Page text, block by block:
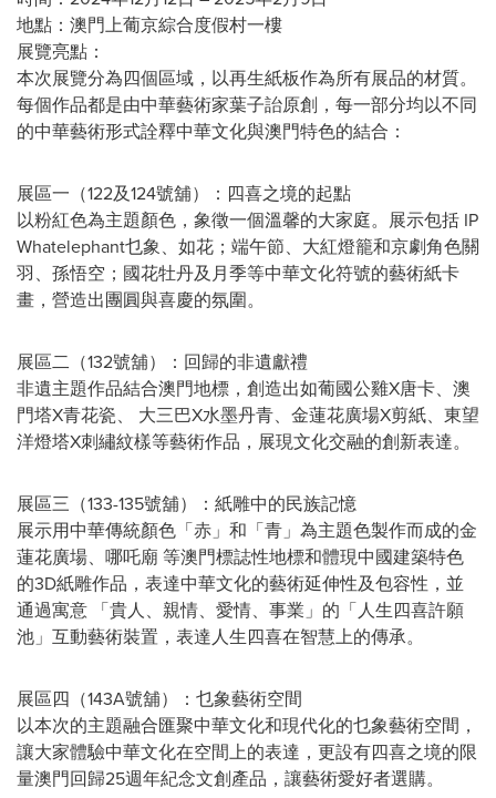
地點：澳門上葡京綜合度假村一樓
展覽亮點：
本次展覽分為四個區域，以再生紙板作為所有展品的材質。
每個作品都是由中華藝術家葉子詒原創，每一部分均以不同
的中華藝術形式詮釋中華文化與澳門特色的結合：
展區一（122及124號舖）：四喜之境的起點
以粉紅色為主題顏色，象徵一個溫馨的大家庭。展示包括 IP
Whatelephant乜象、如花；端午節、大紅燈籠和京劇角色關
羽、孫悟空；國花牡丹及月季等中華文化符號的藝術紙卡
畫，營造出團圓與喜慶的氛圍。
展區二（132號舖）：回歸的非遺獻禮
非遺主題作品結合澳門地標，創造出如葡國公雞X唐卡、澳
門塔X青花瓷、 大三巴X水墨丹青、金蓮花廣場X剪紙、東望
洋燈塔X刺繡紋樣等藝術作品，展現文化交融的創新表達。
展區三（133-135號舖）：紙雕中的民族記憶
展示用中華傳統顏色「赤」和「青」為主題色製作而成的金
蓮花廣場、哪吒廟 等澳門標誌性地標和體現中國建築特色
的3D紙雕作品，表達中華文化的藝術延伸性及包容性，並
通過寓意 「貴人、親情、愛情、事業 」 的「人生四喜許願
池」互動藝術裝置，表達人生四喜在智慧上的傳承。
展區四（143A號舖）：乜象藝術空間
以本次的主題融合匯聚中華文化和現代化的乜象藝術空間，
讓大家體驗中華文化在空間上的表達，更設有四喜之境的限
量澳門回歸25週年紀念文創產品，讓藝術愛好者選購。